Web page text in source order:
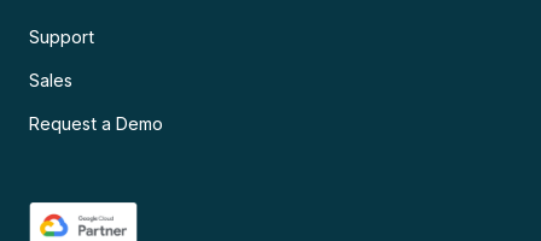
Support
Sales
Request a Demo